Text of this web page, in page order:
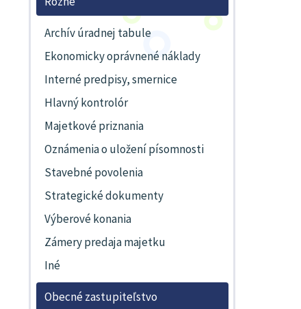
Archív úradnej tabule
Ekonomicky oprávnené náklady
Interné predpisy, smernice
Hlavný kontrolór
Majetkové priznania
Oznámenia o uložení písomnosti
Stavebné povolenia
Strategické dokumenty
Výberové konania
Zámery predaja majetku
Iné
Obecné zastupiteľstvo